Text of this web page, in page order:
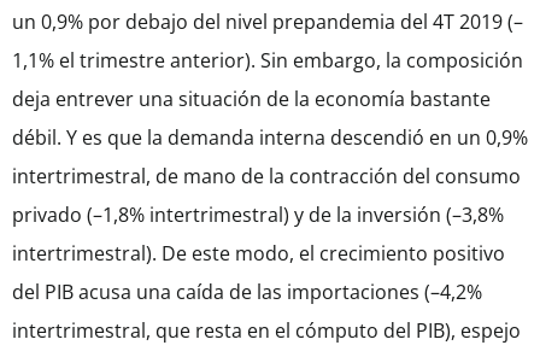
un 0,9% por debajo del nivel prepandemia del 4T 2019 (–
1,1% el trimestre anterior). Sin embargo, la composición
deja entrever una situación de la economía bastante
débil. Y es que la demanda interna descendió en un 0,9%
intertrimestral, de mano de la contracción del consumo
privado (–1,8% intertrimestral) y de la inversión (–3,8%
intertrimestral). De este modo, el crecimiento positivo
del PIB acusa una caída de las importaciones (–4,2%
intertrimestral, que resta en el cómputo del PIB), espejo